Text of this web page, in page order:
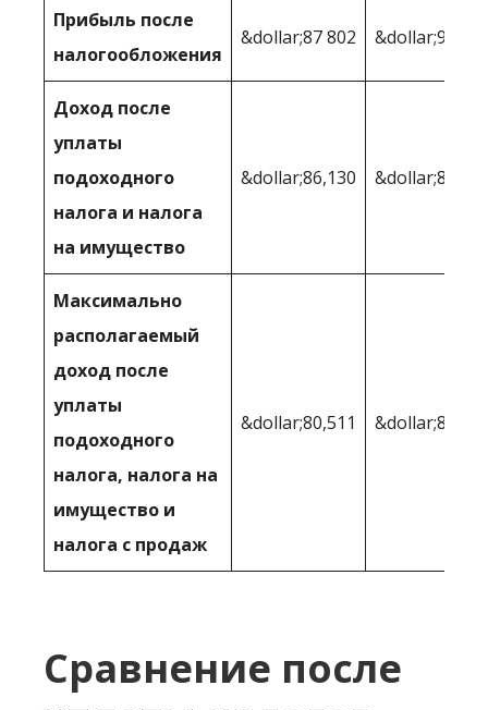
Прибыль после
налогообложения
&dollar;87 802
Доход после
уплаты
подоходного
налога и налога
на имущество
&dollar;86,130
Максимально
располагаемый
доход после
уплаты
подоходного
налога, налога на
имущество и
налога с продаж
&dollar;80,511
Сравнение после